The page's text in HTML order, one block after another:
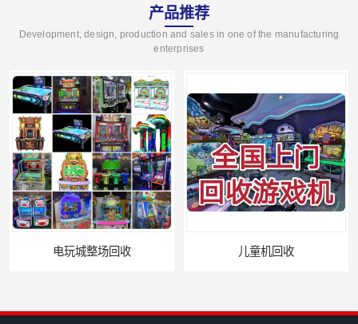
产品推荐
Development, design, production and sales in one of the manufacturing
enterprises
儿童机回收 二手游戏机回收